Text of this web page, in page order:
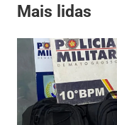
Mais lidas